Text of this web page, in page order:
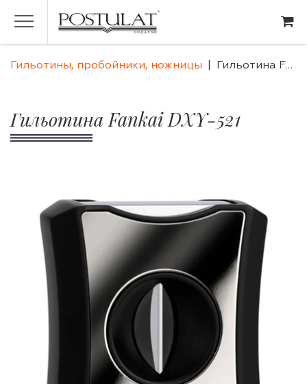
Гильотины, пробойники, ножницы Гильотина Fankai DXY-521
Гильотина Fankai DXY-521